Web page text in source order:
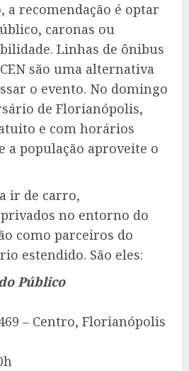
a recomendação é optar
caronas ou
Linhas de ônibus
são uma alternativa
o evento. No domingo
de Florianópolis,
e com horários
a população aproveite o
ir de carro,
no entorno do
como parceiros do
estendido. São eles:
Público
– Centro, Florianópolis